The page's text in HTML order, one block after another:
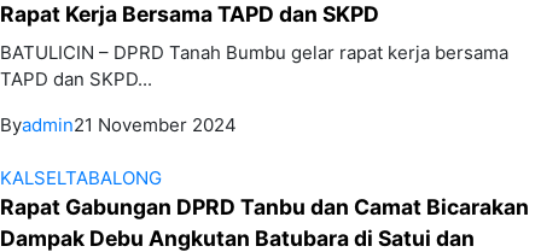
Rapat Kerja Bersama TAPD dan SKPD
BATULICIN – DPRD Tanah Bumbu gelar rapat kerja bersama
TAPD dan SKPD...
Byadmin21 November 2024
KALSELTABALONG
Rapat Gabungan DPRD Tanbu dan Camat Bicarakan
Dampak Debu Angkutan Batubara di Satui dan